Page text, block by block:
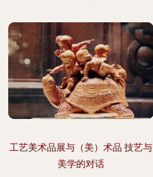
工艺美术品展与（美）术品 技艺与
美学的对话